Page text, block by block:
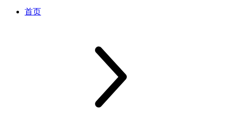
首页